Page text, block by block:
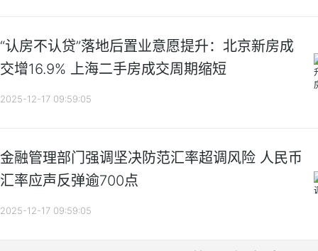
“认房不认贷”落地后置业意愿提升：北京新房成
交增16.9% 上海二手房成交周期缩短
2025-12-17 09:59:05
金融管理部门强调坚决防范汇率超调风险 人民币
汇率应声反弹逾700点
2025-12-17 09:59:05